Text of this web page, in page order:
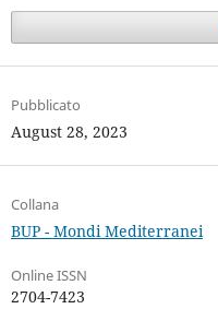
Pubblicato
August 28, 2023
Collana
BUP - Mondi Mediterranei
Online ISSN
2704-7423